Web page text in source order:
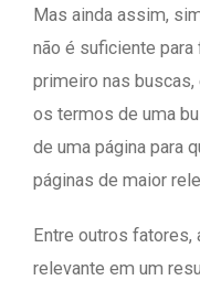
Mas ainda assim,
não é suficiente para
primeiro nas
os termos de uma
de uma página para
páginas de maior
Entre outros fatores,
relevante em um